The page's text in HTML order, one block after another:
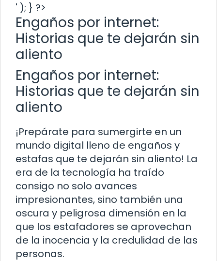
' ); } ?>
Engaños por internet:
Historias que te dejarán sin
aliento
Engaños por internet:
Historias que te dejarán sin
aliento
¡Prepárate para sumergirte en un
mundo digital lleno de engaños y
estafas que te dejarán sin aliento! La
era de la tecnología ha traído
consigo no solo avances
impresionantes, sino también una
oscura y peligrosa dimensión en la
que los estafadores se aprovechan
de la inocencia y la credulidad de las
personas.